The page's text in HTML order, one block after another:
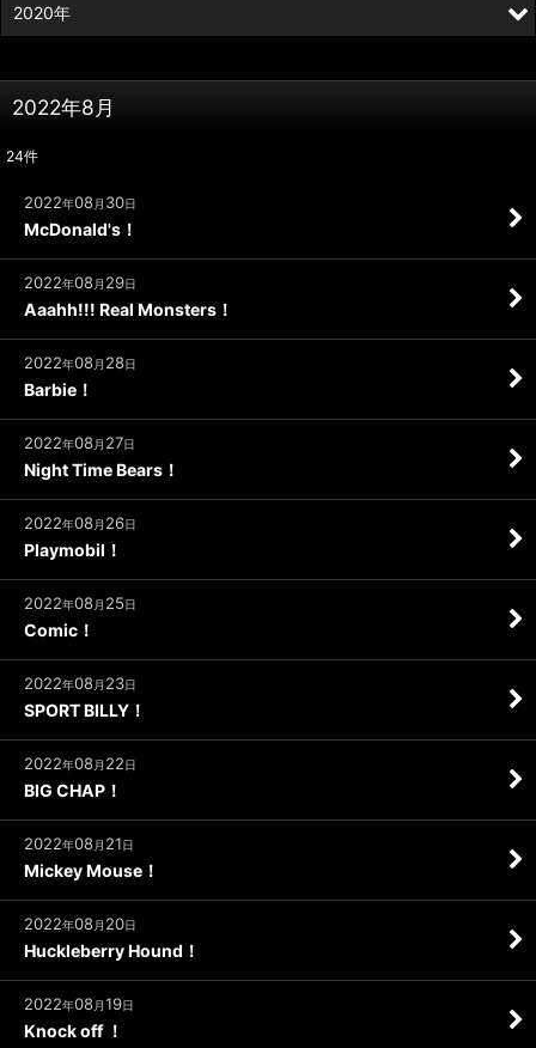
2022年8月
24件
2022年08月 30日
McDonald's！
2022年08月 29日
Aaahh!!! Real Monsters！
2022年08月 28日
Barbie！
2022年08月 27日
Night Time Bears！
2022年08月 26日
Playmobil！
2022年08月 25日
Comic！
2022年08月 23日
SPORT BILLY！
2022年08月 22日
BIG CHAP！
2022年08月 21日
Mickey Mouse！
2022年08月 20日
Huckleberry Hound！
2022年08月19日
Knock off ！
2020年